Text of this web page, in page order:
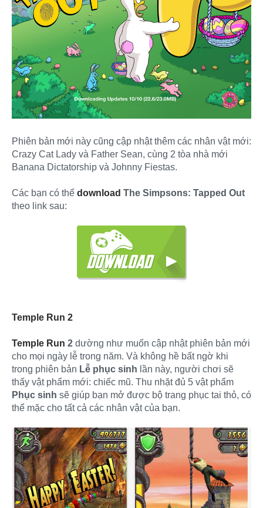
Phiên bản mới này cũng cập nhật thêm các nhân vật mới:
Crazy Cat Lady và Father Sean, cùng 2 tòa nhà mới
Banana Dictatorship và Johnny Fiestas.
Các bạn có thể download The Simpsons: Tapped Out
theo link sau:
Temple Run 2
Temple Run 2 dường như muốn cập nhật phiên bản mới
cho mọi ngày lễ trong năm. Và không hề bất ngờ khi
trong phiên bản Lễ phục sinh lần này, người chơi sẽ
thấy vật phẩm mới: chiếc mũ. Thu nhặt đủ 5 vật phẩm
Phục sinh sẽ giúp bạn mở được bộ trang phục tai thỏ, có
thể mặc cho tất cả các nhân vật của bạn.